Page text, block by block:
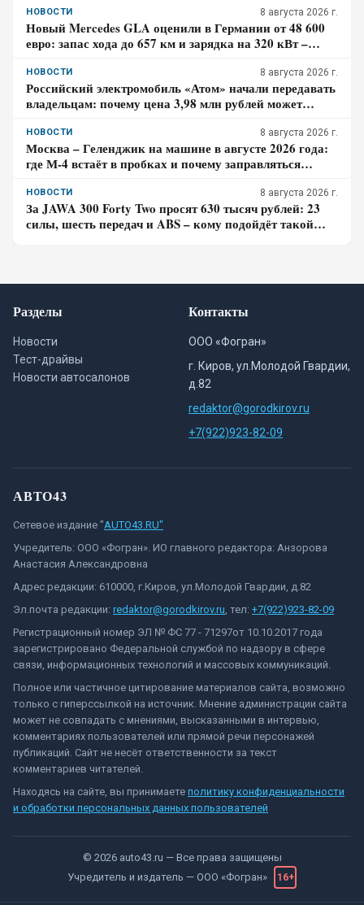
НОВОСТИ 8 августа 2026 г.
Новый Mercedes GLA оценили в Германии от 48 600
евро: запас хода до 657 км и зарядка на 320 кВт –
НОВОСТИ 8 августа 2026 г.
Российский электромобиль «Атом» начали передавать
владельцам: почему цена 3,98 млн рублей может
НОВОСТИ 8 августа 2026 г.
Москва – Геленджик на машине в августе 2026 года:
где М-4 встаёт в пробках и почему заправляться
НОВОСТИ 8 августа 2026 г.
За JAWA 300 Forty Two просят 630 тысяч рублей: 23
силы, шесть передач и ABS – кому подойдёт такой
Разделы
Новости
Тест-драйвы
Новости автосалонов
Контакты
ООО «Фогран»
г. Киров, ул.Молодой Гвардии,
д.82
redaktor@gorodkirov.ru
+7(922)923-82-09
АВТО43
Сетевое издание "AUTO43.RU"
Учредитель: ООО «Фогран». ИО главного редактора: Анзорова
Анастасия Александровна
Адрес редакции: 610000, г.Киров, ул.Молодой Гвардии, д.82
Эл.почта редакции: redaktor@gorodkirov.ru, тел: +7(922)923-82-09
Регистрационный номер ЭЛ № ФС 77 - 71297от 10.10.2017 года
зарегистрировано Федеральной службой по надзору в сфере
связи, информационных технологий и массовых коммуникаций.
Полное или частичное цитирование материалов сайта, возможно
только с гиперссылкой на источник. Мнение администрации сайта
может не совпадать с мнениями, высказанными в интервью,
комментариях пользователей или прямой речи персонажей
публикаций. Сайт не несёт ответственности за текст
комментариев читателей.
Находясь на сайте, вы принимаете политику конфиденциальности
и обработки персональных данных пользователей
© 2026 auto43.ru — Все права защищены
Учредитель и издатель — ООО «Фогран» 16+